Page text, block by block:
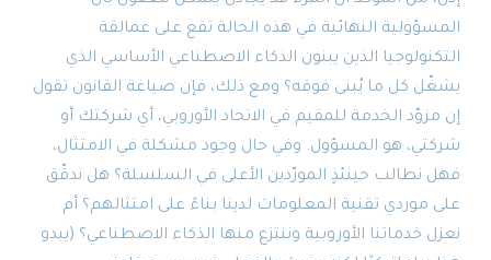
المسؤولية النهائية في هذه الحالة تقع على عمالقة
التكنولوجيا الذين يبنون الذكاء الاصطناعي الأساسي الذي
يشغّل كل ما يُبنى فوقه؟ ومع ذلك، فإن صياغة القانون تقول
إن مزوّد الخدمة للمقيم في الاتحاد الأوروبي، أي شركتك أو
شركتي، هو المسؤول. وفي حال وجود مشكلة في الامتثال،
فهل نطالب حينئذٍ المورّدين الأعلى في السلسلة؟ هل ندقّق
على موردي تقنية المعلومات لدينا بناءً على امتثالهم؟ أم
نعزل خدماتنا الأوروبية وننتزع منها الذكاء الاصطناعي؟ (يبدو